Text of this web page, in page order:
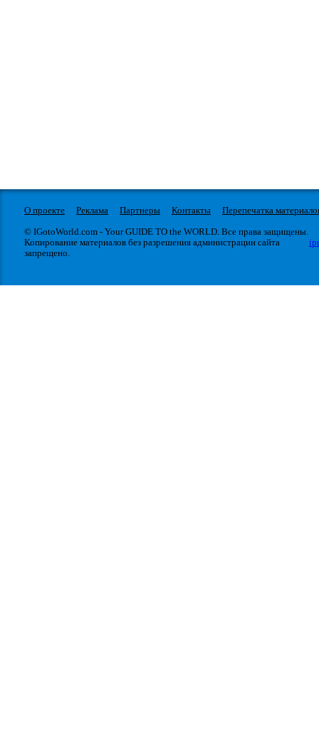
О проекте Реклама Партнеры Контакты
Перепечатка
© IGotoWorld.com - Your GUIDE TO the WORLD. Все права защищены.
Копирование материалов без разрешения администрации сайта
запрещено.